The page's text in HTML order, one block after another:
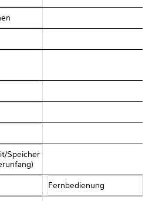
Speicher
Fernbedienung